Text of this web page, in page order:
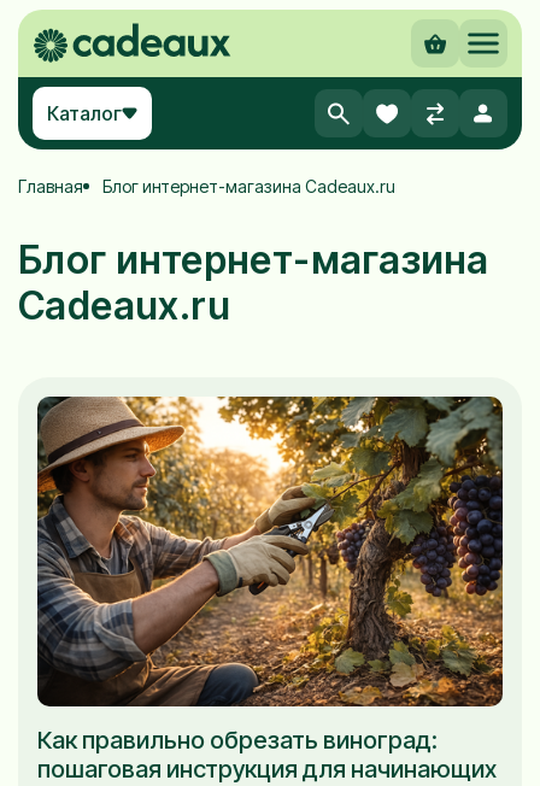
Каталог
Главная Блог интернет-магазина Cadeaux.ru
Блог интернет-магазина
Cadeaux.ru
Как правильно обрезать виноград:
пошаговая инструкция для начинающих